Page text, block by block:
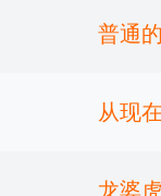
普通
从现
吧
龙婆虎